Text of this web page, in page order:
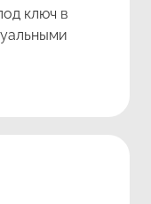
ключ в